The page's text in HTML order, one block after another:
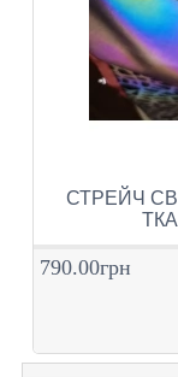
СТРЕЙЧ
790.00грн